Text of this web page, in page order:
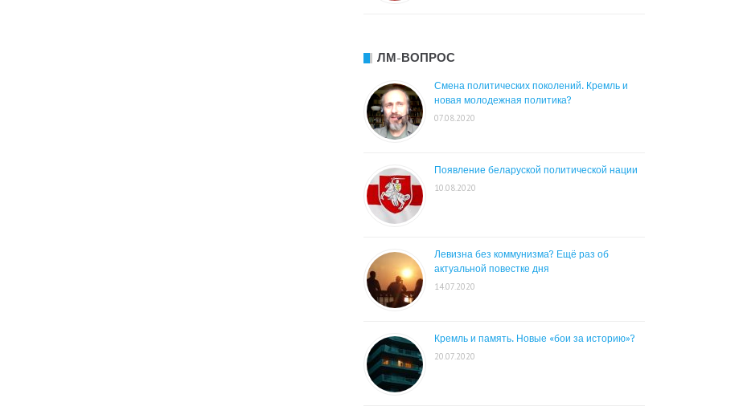
ЛМ-ВОПРОС
Смена политических поколений. Кремль и
новая молодежная политика?
07.08.2020
Появление беларуской политической нации
10.08.2020
Левизна без коммунизма? Ещё раз об
актуальной повестке дня
14.07.2020
Кремль и память. Новые «бои за историю»?
20.07.2020